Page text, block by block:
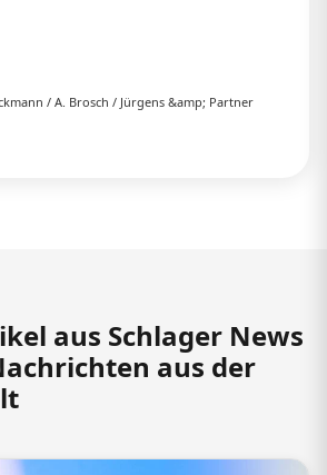
/ A. Brosch / Jürgens &amp; Partner
aus Schlager News
aus der